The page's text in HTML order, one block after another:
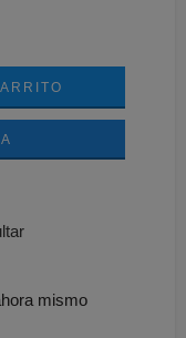
mismo